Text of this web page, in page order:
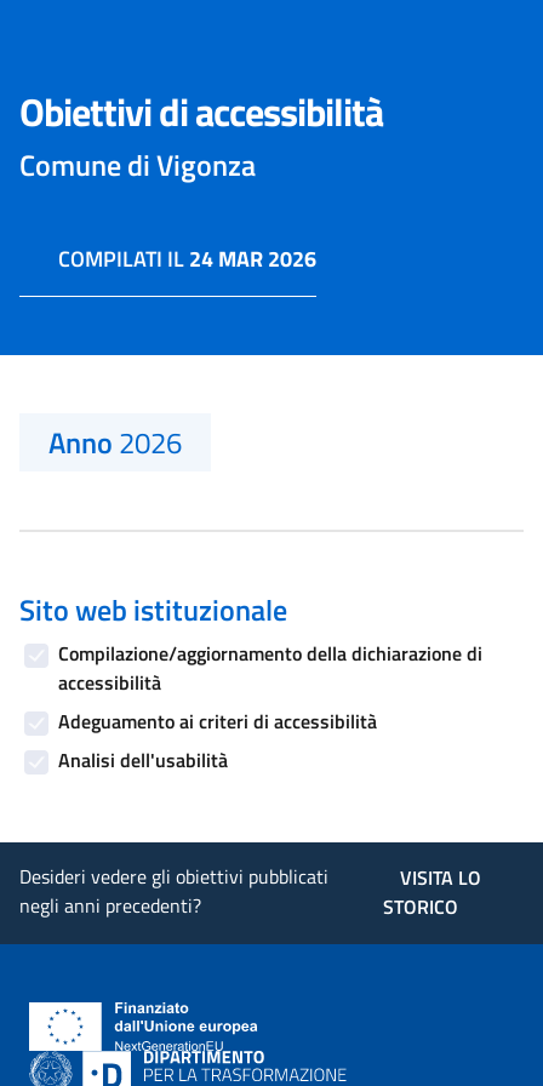
Obiettivi di accessibilità
Comune di Vigonza
COMPILATI IL24 MAR 2026
Anno2026
Sito web istituzionale
Compilazione/aggiornamento della dichiarazione di
accessibilità
Adeguamento ai criteri di accessibilità
Analisi dell'usabilità
Desideri vedere gli obiettivi pubblicati
negli anni precedenti?
VISITA LO
STORICO